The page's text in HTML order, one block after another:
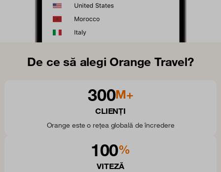
De ce să alegi Orange Travel?
300M+
CLIENȚI
Orange este o rețea globală de încredere
100%
VITEZĂ